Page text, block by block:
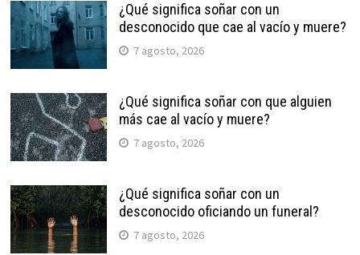
¿Qué significa soñar con un
desconocido que cae al vacío y muere?
7 agosto, 2026
¿Qué significa soñar con que alguien
más cae al vacío y muere?
7 agosto, 2026
¿Qué significa soñar con un
desconocido oficiando un funeral?
7 agosto, 2026